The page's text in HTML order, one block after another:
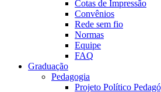
Cotas de Impressão
Convênios
Rede sem fio
Normas
Equipe
FAQ
Graduação
Pedagogia
Projeto Político